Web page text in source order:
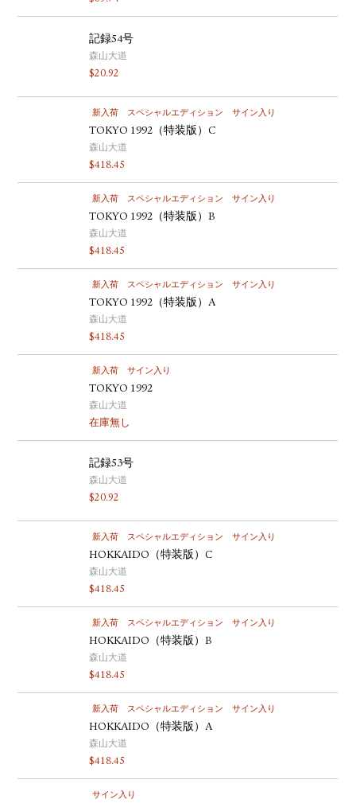
記録54号
森山大道
$20.92
新入荷 スペシャルエディション サイン入り
TOKYO 1992（特装版）C
森山大道
$418.45
新入荷 スペシャルエディション サイン入り
TOKYO 1992（特装版）B
森山大道
$418.45
新入荷 スペシャルエディション サイン入り
TOKYO 1992（特装版）A
森山大道
$418.45
新入荷 サイン入り
TOKYO 1992
森山大道
在庫無し
記録53号
森山大道
$20.92
新入荷 スペシャルエディション サイン入り
HOKKAIDO（特装版）C
森山大道
$418.45
新入荷 スペシャルエディション サイン入り
HOKKAIDO（特装版）B
森山大道
$418.45
新入荷 スペシャルエディション サイン入り
HOKKAIDO（特装版）A
森山大道
$418.45
サイン入り